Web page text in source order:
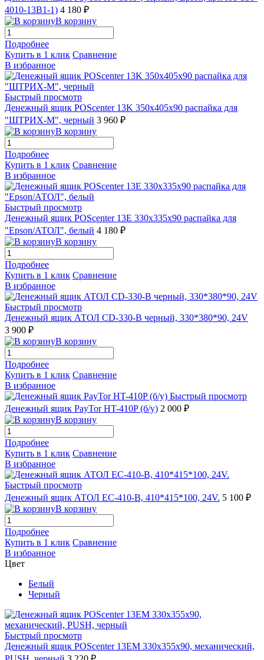
4010-13B1-1) 4 180 ₽
В корзину
Подробнее
Купить в 1 клик Сравнение
В избранное
Быстрый просмотр
Денежный ящик POScenter 13K 350x405x90 распайка для
"ШТРИХ-М", черный 3 960 ₽
В корзину
Подробнее
Купить в 1 клик Сравнение
В избранное
Быстрый просмотр
Денежный ящик POScenter 13E 330x335x90 распайка для
"Epson/АТОЛ", белый 4 180 ₽
В корзину
Подробнее
Купить в 1 клик Сравнение
В избранное
Быстрый просмотр
Денежный ящик АТОЛ CD-330-B черный, 330*380*90, 24V
3 900 ₽
В корзину
Подробнее
Купить в 1 клик Сравнение
В избранное
Быстрый просмотр
Денежный ящик PayTor HT-410P (б/у) 2 000 ₽
В корзину
Подробнее
Купить в 1 клик Сравнение
В избранное
Быстрый просмотр
Денежный ящик АТОЛ EC-410-B, 410*415*100, 24V. 5 100 ₽
В корзину
Подробнее
Купить в 1 клик Сравнение
В избранное
Цвет
Белый
Черный
Быстрый просмотр
Денежный ящик POScenter 13EМ 330x355x90, механический,